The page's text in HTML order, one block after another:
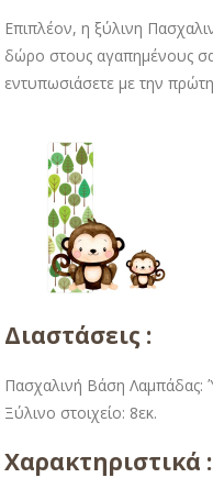
Επιπλέον, η ξύλινη
δώρο στους αγαπημένους
εντυπωσιάσετε με την πρώτη
Διαστάσεις :
Πασχαλινή Βάση Λαμπάδας:
Ξύλινο στοιχείο: 8εκ.
Χαρακτηριστικά :